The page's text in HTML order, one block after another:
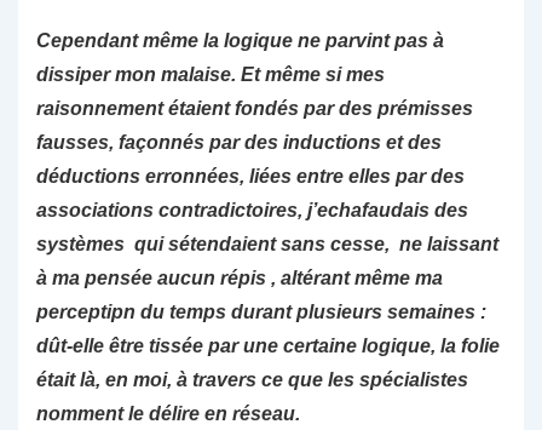
Cependant même la logique ne parvint pas à
dissiper mon malaise. Et même si mes
raisonnement étaient fondés par des prémisses
fausses, façonnés par des inductions et des
déductions erronnées, liées entre elles par des
associations contradictoires, j’echafaudais des
systèmes qui sétendaient sans cesse, ne laissant
à ma pensée aucun répis , altérant même ma
perceptipn du temps durant plusieurs semaines :
dût-elle être tissée par une certaine logique, la folie
était là, en moi, à travers ce que les spécialistes
nomment le délire en réseau.